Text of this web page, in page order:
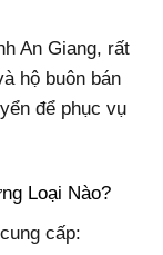
An Giang, rất
hộ buôn bán
để phục vụ
Loại Nào?
cấp: